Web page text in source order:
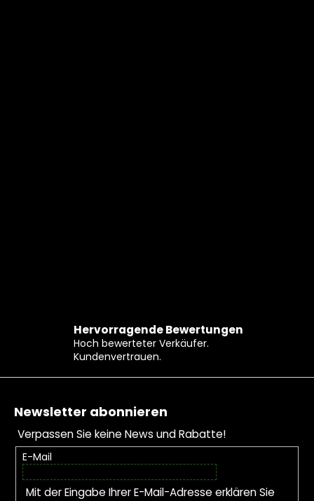
Hervorragende Bewertungen
Hoch bewerteter Verkäufer.
Kundenvertrauen.
Fußzeile
Newsletter abonnieren
Verpassen Sie keine News und Rabatte!
E-Mail
Mit der Eingabe Ihrer E-Mail-Adresse erklären Sie